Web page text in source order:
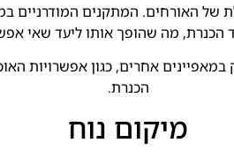
של האורחים. המתקנים המודרניים
הכנרת, מה שהופך אותו ליעד שאי
אחרים, כגון אפשרויות
הכנרת.
מיקום נוח